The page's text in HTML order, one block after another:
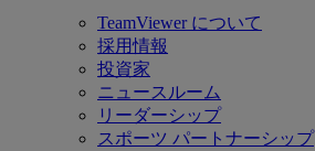
TeamViewer について
採用情報
投資家
ニュースルーム
リーダーシップ
スポーツ パートナーシップ